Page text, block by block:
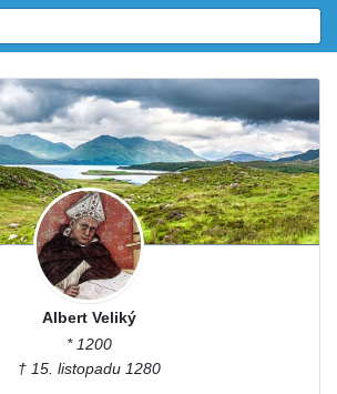
Albert Veliký
* 1200
† 15. listopadu 1280